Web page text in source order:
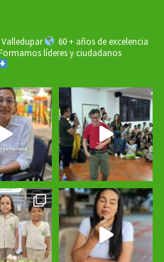
60 + años de excelencia
líderes y ciudadanos